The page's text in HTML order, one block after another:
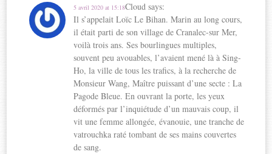
Cloud says:
5 avril 2020 at 15:18
Il s’appelait Loïc Le Bihan. Marin au long cours,
il était parti de son village de Cranalec-sur Mer,
voilà trois ans. Ses bourlingues multiples,
souvent peu avouables, l’avaient mené là à Sing-
Ho, la ville de tous les trafics, à la recherche de
Monsieur Wang, Maître puissant d’une secte : La
Pagode Bleue. En ouvrant la porte, les yeux
déformés par l’inquiétude d’un mauvais coup, il
vit une femme allongée, évanouie, une tranche de
vatrouchka raté tombant de ses mains couvertes
de sang.